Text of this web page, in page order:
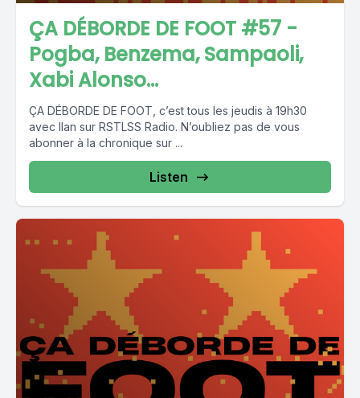
ÇA DÉBORDE DE FOOT #57 -
Pogba, Benzema, Sampaoli,
Xabi Alonso...
ÇA DÉBORDE DE FOOT, c’est tous les jeudis à 19h30
avec Ilan sur RSTLSS Radio. N’oubliez pas de vous
abonner à la chronique sur ...
Listen